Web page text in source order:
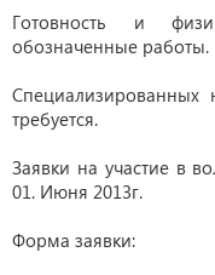
Готовность и
обозначенные работы.
требуется.
Заявки на участие в
01. Июня 2013г.
Форма заявки: